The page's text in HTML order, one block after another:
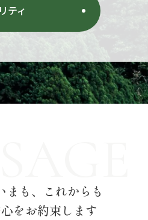
ティ
まも、これからも
をお約束します